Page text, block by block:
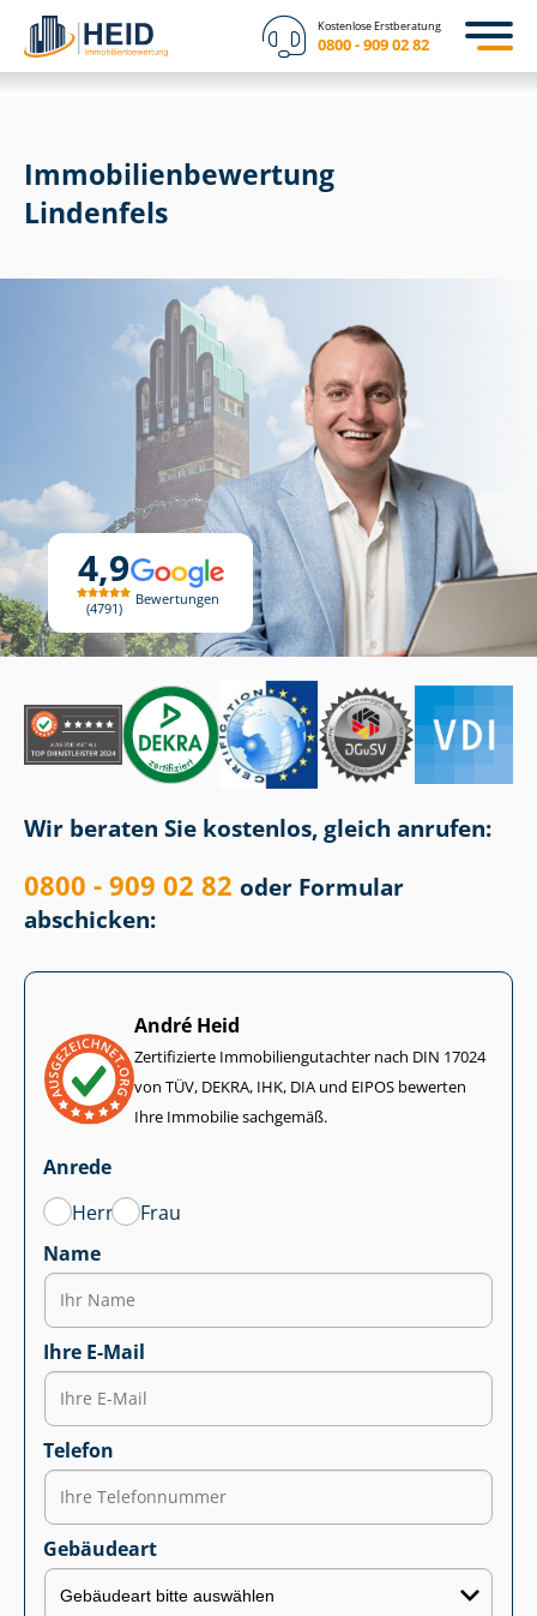
Kostenlose Erstberatung
0800 - 909 02 82
4,9
4791
Bewertungen
Immobilien­bewertung
Lindenfels
Wir beraten Sie kostenlos, gleich anrufen:
0800 - 909 02 82 oder Formular
abschicken:
André Heid
Zertifizierte Im­mo­bi­li­en­gut­ach­ter nach DIN 17024
von TÜV, DEKRA, IHK, DIA und EIPOS bewerten
Ihre Immobilie sachgemäß.
Anrede
Herr
Frau
Name
Ihre E-Mail
Telefon
Gebäudeart